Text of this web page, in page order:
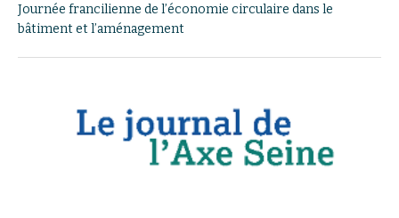
Journée francilienne de l’économie circulaire dans le
bâtiment et l’aménagement